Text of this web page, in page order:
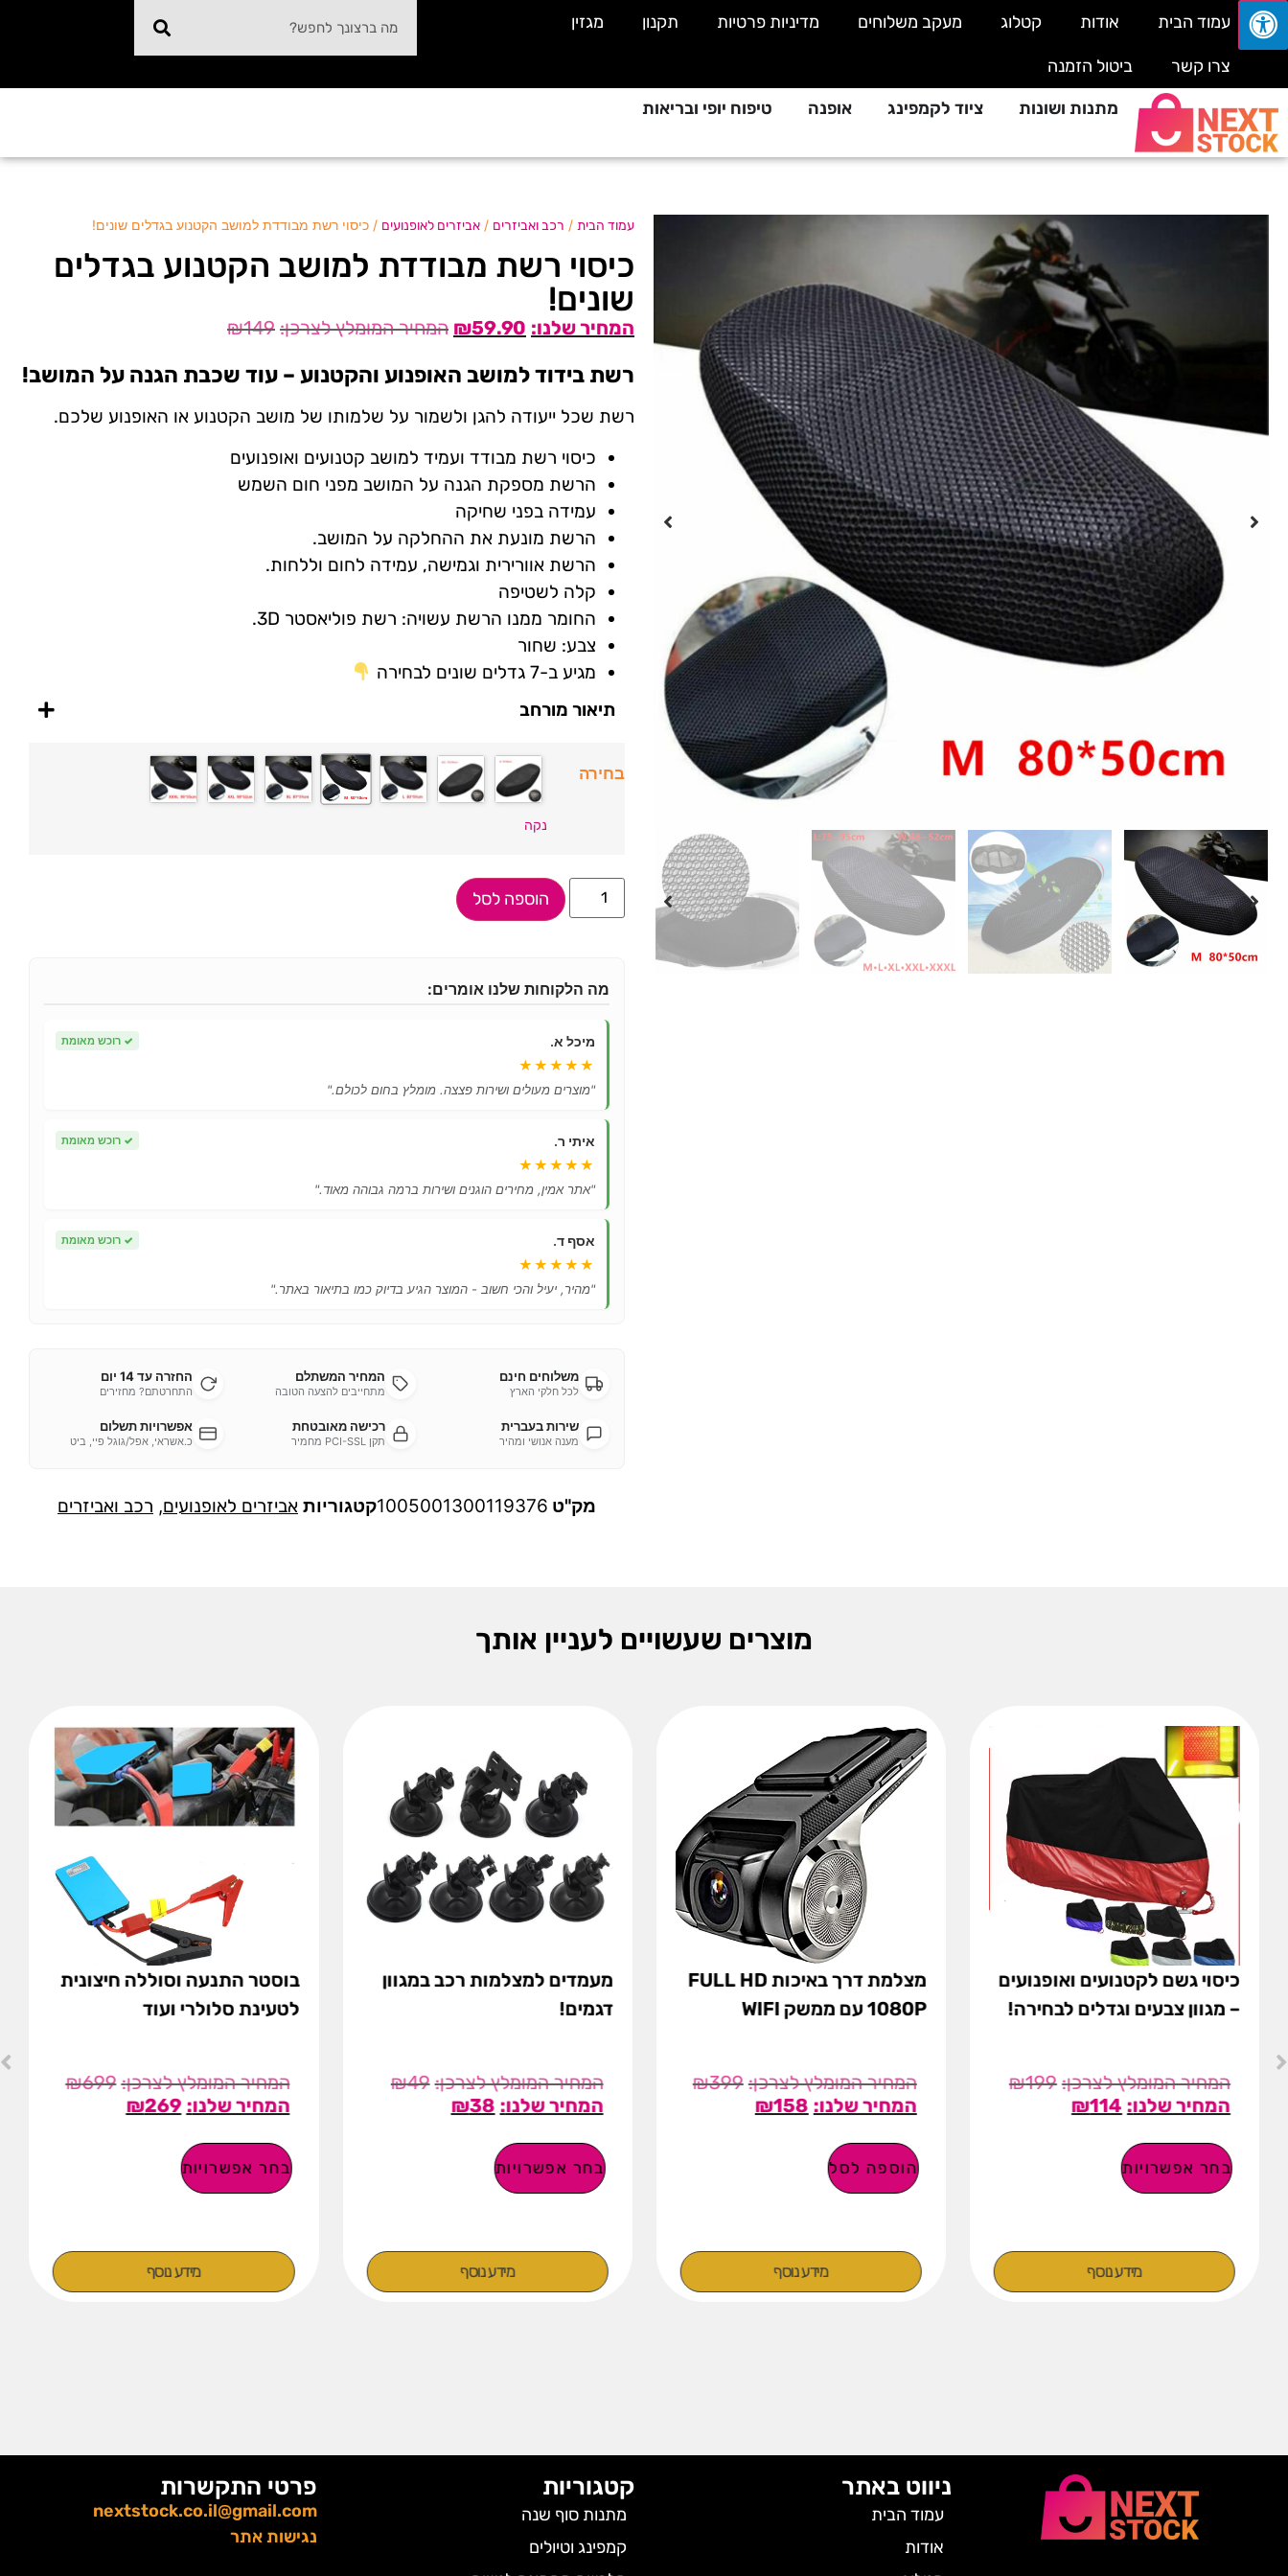
עמוד הבית אודות קטלוג מעקב משלוחים מדיניות פרטיות תקנון מגזין
צרו קשר
ביטול הזמנה
מתנות ושונות
ציוד לקמפינג אופנה טיפוח יופי ובריאות
עמוד הבית / רכב ואביזרים / אביזרים לאופנועים / כיסוי רשת מבודדת למושב הקטנוע בגדלים שונים!
כיסוי רשת מבודדת למושב הקטנוע בגדלים
שונים!
₪149 ₪59.90
רשת בידוד למושב האופנוע והקטנוע – עוד שכבת הגנה על המושב!
רשת שכל ייעודה להגן ולשמור על שלמותו של מושב הקטנוע או האופנוע שלכם.
כיסוי רשת מבודד ועמיד למושב קטנועים ואופנועים
הרשת מספקת הגנה על המושב מפני חום השמש
עמידה בפני שחיקה
הרשת מונעת את ההחלקה על המושב.
הרשת אוורירית וגמישה, עמידה לחום וללחות.
קלה לשטיפה
החומר ממנו הרשת עשויה: רשת פוליאסטר 3D.
צבע: שחור
מגיע ב-7 גדלים שונים לבחירה
תיאור מורחב
בחירה
נקה
הוספה לסל
מה הלקוחות שלנו אומרים:
מיכל א. ✓ רוכש מאומת
★★★★★
"מוצרים מעולים ושירות פצצה. מומלץ בחום לכולם."
איתי ר. ✓ רוכש מאומת
★★★★★
"אתר אמין, מחירים הוגנים ושירות ברמה גבוהה מאוד."
אסף ד. ✓ רוכש מאומת
★★★★★
"מהיר, יעיל והכי חשוב - המוצר הגיע בדיוק כמו בתיאור באתר."
משלוחים חינם
לכל חלקי הארץ
המחיר המשתלם
מתחייבים להצעה הטובה
החזרה עד 14 יום
התחרטתם? מחזירים
שירות בעברית
מענה אנושי ומהיר
רכישה מאובטחת
תקן PCI-SSL מחמיר
אפשרויות תשלום
כ.אשראי, אפל/גוגל פיי, ביט
מק"ט 1005001300119376קטגוריות אביזרים לאופנועים, רכב ואביזרים
מוצרים שעשויים לעניין אותך
כיסוי גשם לקטנועים ואופנועים
– מגוון צבעים וגדלים לבחירה!
₪199
₪114
בחר אפשרויות
מידע נוסף
מצלמת דרך באיכות FULL HD
1080P עם ממשק WIFI
₪399
₪158
הוספה לסל
מידע נוסף
מעמדים למצלמות רכב במגוון
דגמים!
₪49
₪38
בחר אפשרויות
מידע נוסף
בוסטר התנעה וסוללה חיצונית
לטעינת סלולרי ועוד
₪699
₪269
בחר אפשרויות
מידע נוסף
ניווט באתר
עמוד הבית
אודות
קטגוריות
מתנות סוף שנה
קמפינג וטיולים
פרטי התקשרות
nextstock.co.il@gmail.com
נגישות אתר